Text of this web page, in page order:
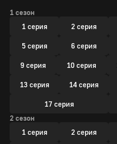
1 сезон
1 серия
2 серия
5 серия 6 серия
9 серия 10 серия
13 серия 14 серия
17 серия
2 сезон
1 серия
2 серия